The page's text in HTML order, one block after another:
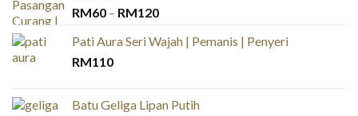
RM60 – RM120Price
RM60
Pati Aura Seri Wajah | Pemanis | Penyeri
RM110
Batu Geliga Lipan Putih